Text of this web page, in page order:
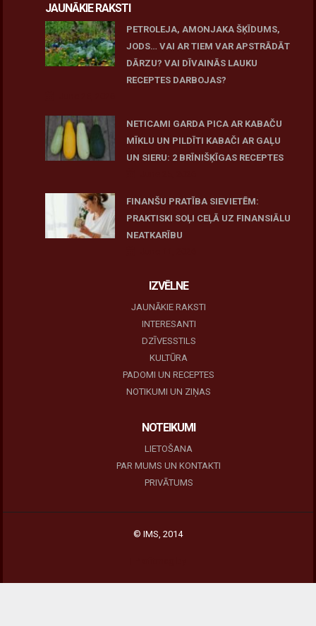
JAUNĀKIE RAKSTI
PETROLEJA, AMONJAKA ŠĶĪDUMS,
JODS… VAI AR TIEM VAR APSTRĀDĀT
DĀRZU? VAI DĪVAINĀS LAUKU
RECEPTES DARBOJAS?
NETICAMI GARDA PICA AR KABAČU
MĪKLU UN PILDĪTI KABAČI AR GAĻU
UN SIERU: 2 BRĪNIŠĶĪGAS RECEPTES
FINANŠU PRATĪBA SIEVIETĒM:
PRAKTISKI SOĻI CEĻĀ UZ FINANSIĀLU
NEATKARĪBU
IZVĒLNE
JAUNĀKIE RAKSTI
INTERESANTI
DZĪVESSTILS
KULTŪRA
PADOMI UN RECEPTES
NOTIKUMI UN ZIŅAS
NOTEIKUMI
LIETOŠANA
PAR MUMS UN KONTAKTI
PRIVĀTUMS
© IMS, 2014